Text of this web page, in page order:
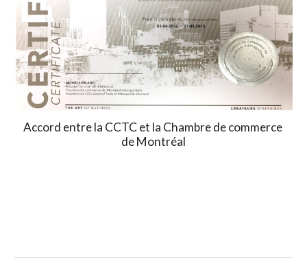
Accord entre la CCTC et la Chambre de commerce
de Montréal